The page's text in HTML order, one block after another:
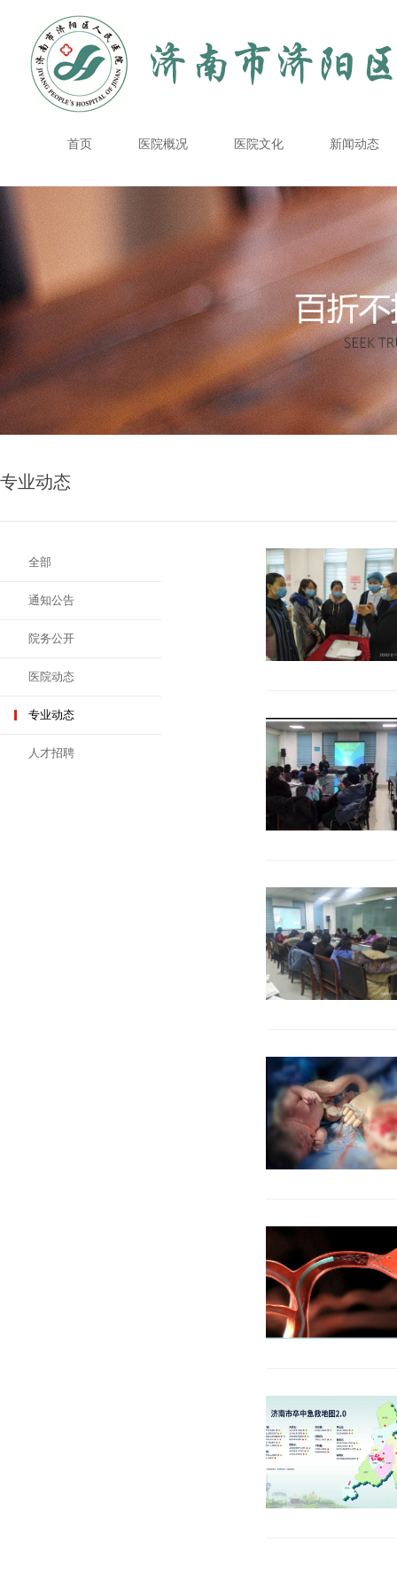
首页 医院概况 医院文化 新闻动态
专业动态
全部
通知公告
院务公开
医院动态
专业动态
人才招聘